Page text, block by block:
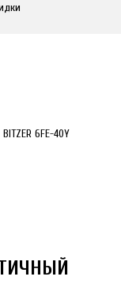
6FE-40Y